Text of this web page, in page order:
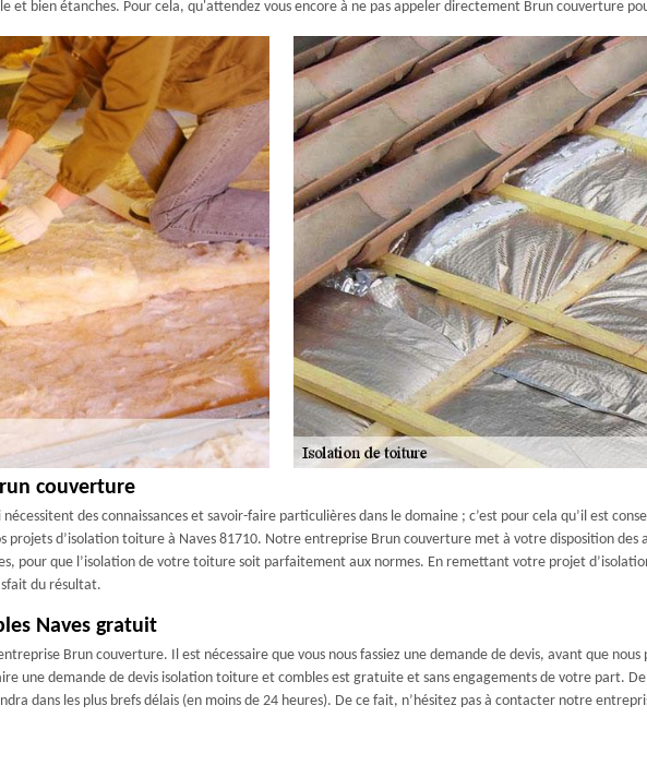
bien étanches. Pour cela, qu'attendez vous encore à ne pas appeler directement Brun couverture
couverture
des connaissances et savoir-faire particulières dans le domaine ; c’est pour cela qu’il est
projets d’isolation toiture à Naves 81710. Notre entreprise Brun couverture met à votre disposition des
pour que l’isolation de votre toiture soit parfaitement aux normes. En remettant votre projet
du résultat.
Naves gratuit
Brun couverture. Il est nécessaire que vous nous fassiez une demande de devis, avant que
une demande de devis isolation toiture et combles est gratuite et sans engagements de votre part.
dans les plus brefs délais (en moins de 24 heures). De ce fait, n’hésitez pas à contacter notre